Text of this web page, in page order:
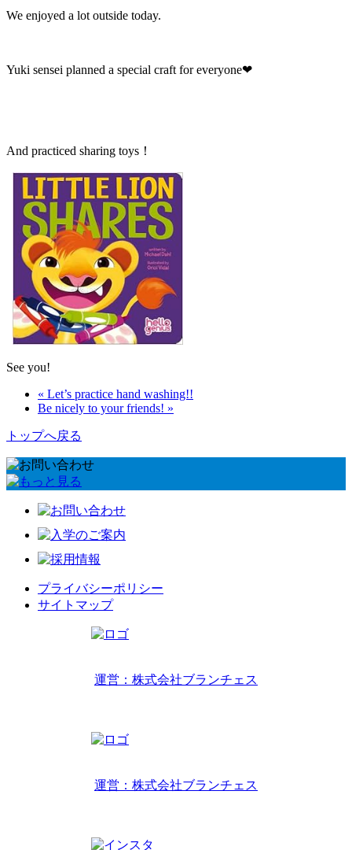
We enjoyed a lot outside today.
Yuki sensei planned a special craft for everyone❤
And practiced sharing toys！
See you!
« Let’s practice hand washing!!
Be nicely to your friends! »
トップへ戻る
プライバシーポリシー
サイトマップ
運営：株式会社ブランチェス
運営：株式会社ブランチェス